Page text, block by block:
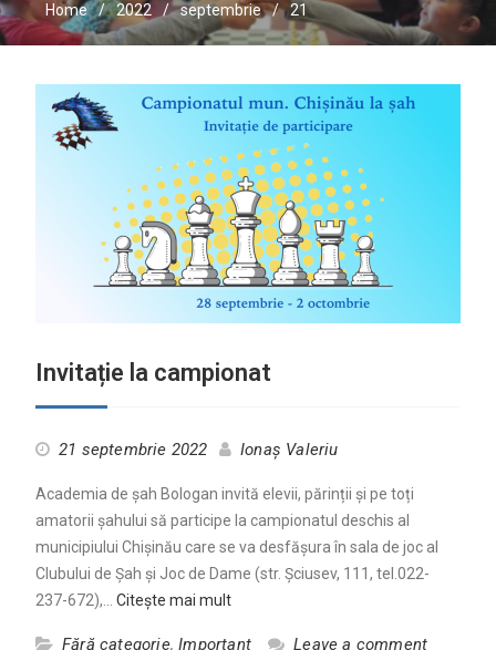
Home 2022 septembrie 21
Invitație la campionat
21 septembrie 2022 Ionaș Valeriu
Academia de șah Bologan invită elevii, părinții și pe toți
amatorii șahului să participe la campionatul deschis al
municipiului Chișinău care se va desfășura în sala de joc al
Clubului de Şah şi Joc de Dame (str. Şciusev, 111, tel.022-
237-672),… Citește mai mult
Fără categorie,Important Leave a comment